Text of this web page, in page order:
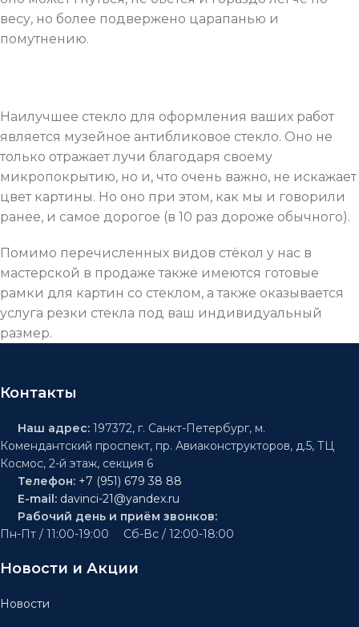
весу, но более подвержено царапанью и
помутнению.
Наилучшее стекло для оформления ваших работ
является музейное антибликовое стекло. Оно не
только отражает лучи благодаря своему
микропокрытию, но и, что очень важно, не искажает
цвет картины. Но оно при этом, как мы и говорили
ранее, и самое дорогое (в 10 раз дороже обычного).
Помимо перечисленных видов стёкол у нас в
мастерской в продаже также имеются готовые
рамки для картин со стеклом, а также оказывается
услуга резки стекла под ваш индивидуальный
размер.
Контакты
Наш адрес: 197372, г. Санкт-Петербург, м.
Комендантский проспект, пр. Авиаконструкторов, д.5, ТЦ
Космос, 2-й этаж, секция 6
Телефон: +7 (951) 679 38 88
E-mail: davinci-21@yandex.ru
Рабочий день и приём звонков:
Пн-Пт / 11:00-19:00 Сб-Вс / 12:00-18:00
Новости и Акции
Новости